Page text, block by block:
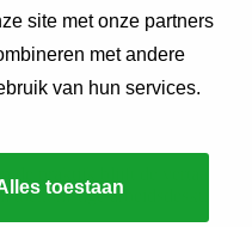
site met onze partners
met andere
van hun services.
toestaan
de praktijk blijft de vertaalslag